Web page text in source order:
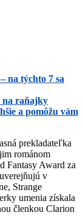
na týchto 7 sa
na raňajky
a pomôžu vám
prekladateľka
románom
Fantasy Award za
v
Strange
umenia získala
členkou Clarion